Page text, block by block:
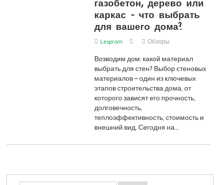
каркас – что выбрать
для вашего дома?
Lesprom Обзоры
Возводим дом: какой материал
выбрать для стен? Выбор стеновых
материалов – один из ключевых
этапов строительства дома, от
которого зависят его прочность,
долговечность,
теплоэффективность, стоимость и
внешний вид. Сегодня на…